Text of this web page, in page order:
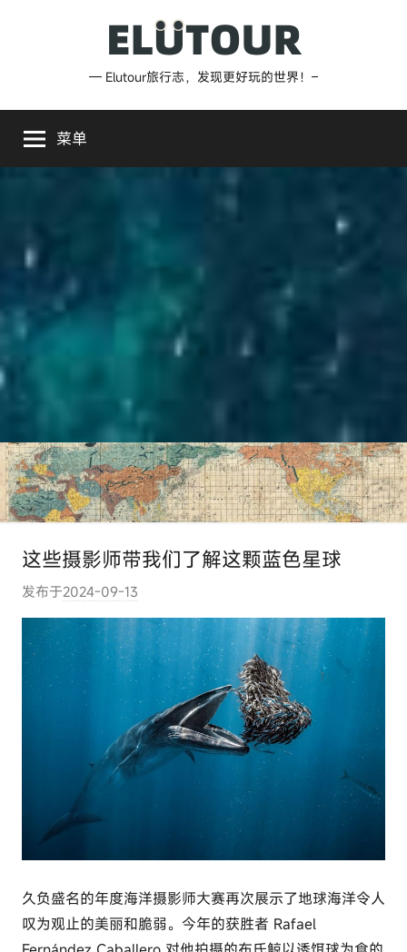
Elutour
旅
行
— Elutour旅行志，发现更好玩的世界！–
菜单
这些摄影师带我们了解这颗蓝色星球
发布于2024-09-13
者
:
e
t
o
久负盛名的年度海洋摄影师大赛再次展示了地球海洋令人
叹为观止的美丽和脆弱。今年的获胜者 Rafael